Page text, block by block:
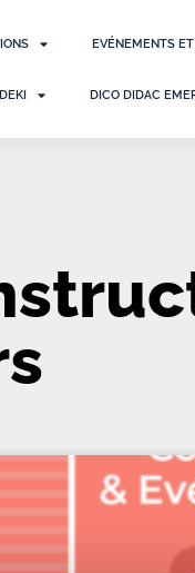
EVÉNEMENTS
DICO DIDAC